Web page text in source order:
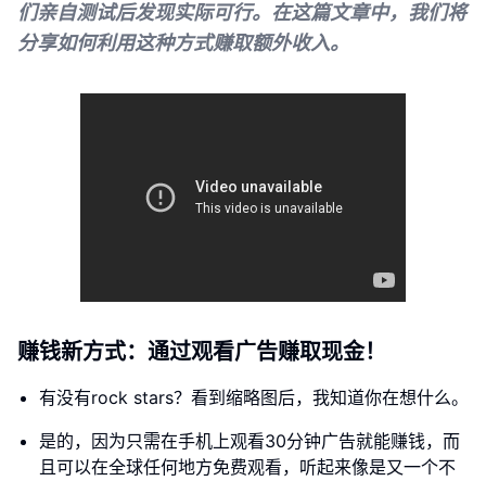
们亲自测试后发现实际可行。在这篇文章中，我们将
分享如何利用这种方式赚取额外收入。
赚钱新方式：通过观看广告赚取现金！
有没有rock stars？看到缩略图后，我知道你在想什么。
是的，因为只需在手机上观看30分钟广告就能赚钱，而
且可以在全球任何地方免费观看，听起来像是又一个不